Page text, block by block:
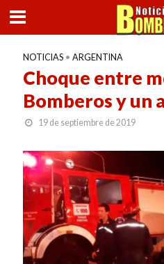
NOTICIAS • ARGENTINA
Choque entre
Bomberos y un
19 de septiembre de 2019